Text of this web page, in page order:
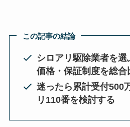
この記事の結論
シロアリ駆除業者を選
価格・保証制度を総合
迷ったら累計受付500
リ110番を検討する